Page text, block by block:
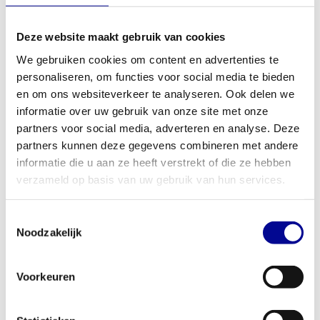
Deze website maakt gebruik van cookies
We gebruiken cookies om content en advertenties te
personaliseren, om functies voor social media te bieden
en om ons websiteverkeer te analyseren. Ook delen we
informatie over uw gebruik van onze site met onze
partners voor social media, adverteren en analyse. Deze
partners kunnen deze gegevens combineren met andere
informatie die u aan ze heeft verstrekt of die ze hebben
verzameld op basis van uw gebruik van hun services.
Noodzakelijk
Voorkeuren
Dankzij het robuuste ontwerp en een maximaal gebruikersgewicht
van 180 kg is dit apparaat gebouwd voor intensief gebruik.
Thuissporters halen een professioneel toestel in huis dat garant
staat voor jarenlang trainingsplezier. Voor zakelijke klanten, zoals
sportscholen, fysiotherapiepraktijken of hotels, is de New Step
Excite+ Visioweb een betrouwbare en duurzame investering. Het
toestel is intensief getest en klaar voor elke uitdaging. Ben je op
zoek naar een complete inrichting? Ontdek onzezakelijke
fitnessoplossingen, inclusief de mogelijkheid om apparatuur te
Jouw fitnesspartner: Best Buy Fitness
gereviseerd toestel is zorgvuldig geselecteerd en getest door